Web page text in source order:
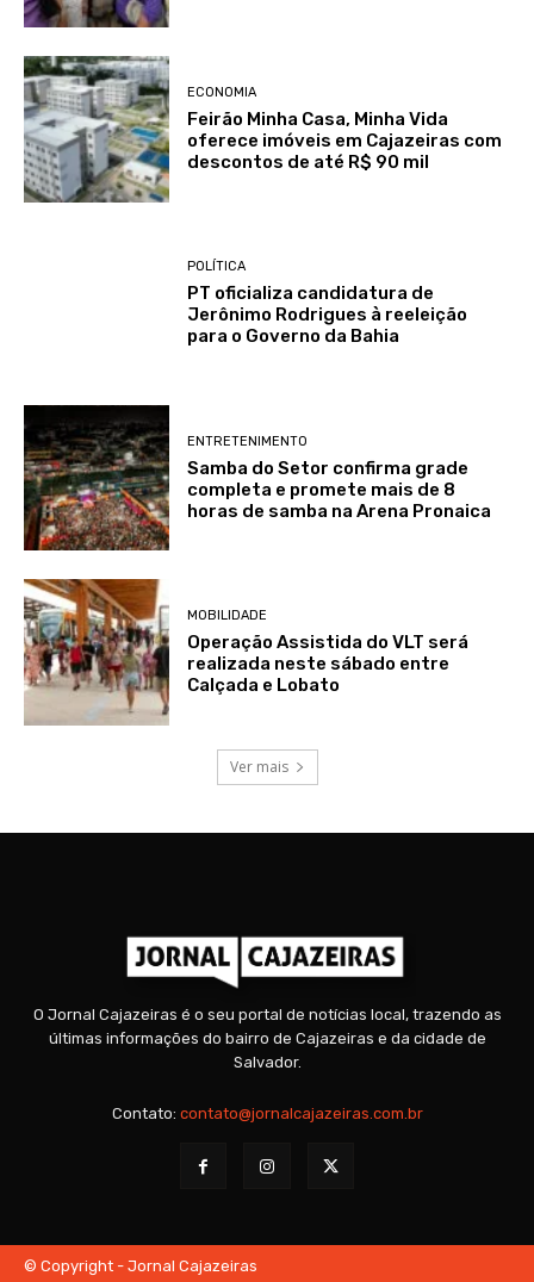
ECONOMIA
Feirão Minha Casa, Minha Vida
oferece imóveis em Cajazeiras com
descontos de até R$ 90 mil
POLÍTICA
PT oficializa candidatura de
Jerônimo Rodrigues à reeleição
para o Governo da Bahia
ENTRETENIMENTO
Samba do Setor confirma grade
completa e promete mais de 8
horas de samba na Arena Pronaica
MOBILIDADE
Operação Assistida do VLT será
realizada neste sábado entre
Calçada e Lobato
Ver mais
O Jornal Cajazeiras é o seu portal de notícias local, trazendo as
últimas informações do bairro de Cajazeiras e da cidade de
Salvador.
Contato: contato@jornalcajazeiras.com.br
© Copyright - Jornal Cajazeiras